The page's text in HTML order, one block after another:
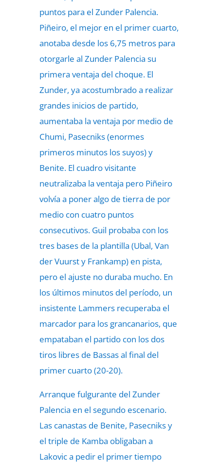
puntos para el Zunder Palencia.
Piñeiro, el mejor en el primer cuarto,
anotaba desde los 6,75 metros para
otorgarle al Zunder Palencia su
primera ventaja del choque. El
Zunder, ya acostumbrado a realizar
grandes inicios de partido,
aumentaba la ventaja por medio de
Chumi, Pasecniks (enormes
primeros minutos los suyos) y
Benite. El cuadro visitante
neutralizaba la ventaja pero Piñeiro
volvía a poner algo de tierra de por
medio con cuatro puntos
consecutivos. Guil probaba con los
tres bases de la plantilla (Ubal, Van
der Vuurst y Frankamp) en pista,
pero el ajuste no duraba mucho. En
los últimos minutos del período, un
insistente Lammers recuperaba el
marcador para los grancanarios, que
empataban el partido con los dos
tiros libres de Bassas al final del
primer cuarto (20-20).
Arranque fulgurante del Zunder
Palencia en el segundo escenario.
Las canastas de Benite, Pasecniks y
el triple de Kamba obligaban a
Lakovic a pedir el primer tiempo